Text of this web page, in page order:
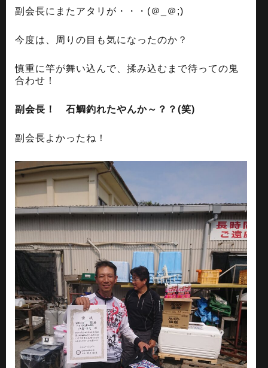
副会長にまたアタリが・・・(＠_＠;)
今度は、周りの目も気になったのか？
慎重に竿が舞い込んで、揉み込むまで待っての鬼
合わせ！
副会長！ 石鯛釣れたやんか～？？(笑)
副会長よかったね！